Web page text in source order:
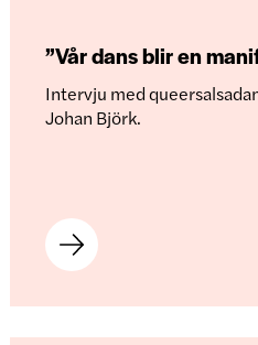
”Vår dans blir en
Intervju med
Johan Björk.